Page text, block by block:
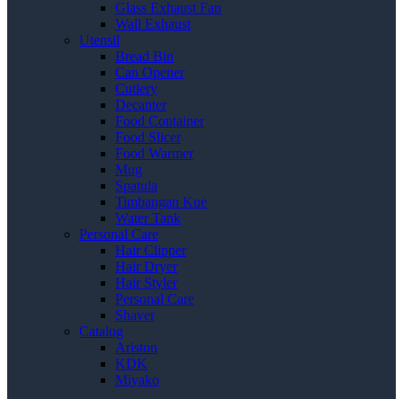
Glass Exhaust Fan
Wall Exhaust
Utensil
Bread Bin
Can Opener
Cutlery
Decanter
Food Container
Food Slicer
Food Warmer
Mug
Spatula
Timbangan Kue
Water Tank
Personal Care
Hair Clipper
Hair Dryer
Hair Styler
Personal Care
Shaver
Catalog
Ariston
KDK
Miyako